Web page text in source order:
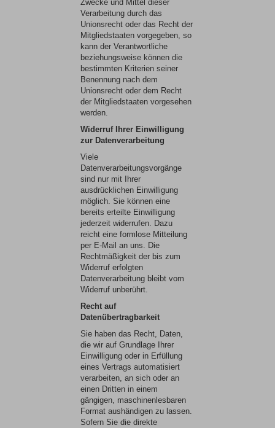
Zwecke und Mittel dieser
Verarbeitung durch das
Unionsrecht oder das Recht der
Mitgliedstaaten vorgegeben, so
kann der Verantwortliche
beziehungsweise können die
bestimmten Kriterien seiner
Benennung nach dem
Unionsrecht oder dem Recht
der Mitgliedstaaten vorgesehen
werden.
Widerruf Ihrer Einwilligung
zur Datenverarbeitung
Viele
Datenverarbeitungsvorgänge
sind nur mit Ihrer
ausdrücklichen Einwilligung
möglich. Sie können eine
bereits erteilte Einwilligung
jederzeit widerrufen. Dazu
reicht eine formlose Mitteilung
per E-Mail an uns. Die
Rechtmäßigkeit der bis zum
Widerruf erfolgten
Datenverarbeitung bleibt vom
Widerruf unberührt.
Recht auf
Datenübertragbarkeit
Sie haben das Recht, Daten,
die wir auf Grundlage Ihrer
Einwilligung oder in Erfüllung
eines Vertrags automatisiert
verarbeiten, an sich oder an
einen Dritten in einem
gängigen, maschinenlesbaren
Format aushändigen zu lassen.
Sofern Sie die direkte